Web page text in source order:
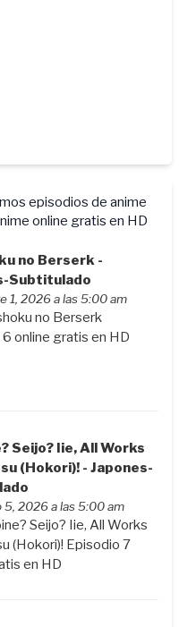
episodios de anime
online gratis en HD
no Berserk -
Subtitulado
1, 2026 a las 5:00 am
no Berserk
online gratis en HD
Seijo? Iie, All Works
(Hokori)! - Japones-
5, 2026 a las 5:00 am
Seijo? Iie, All Works
(Hokori)! Episodio 7
en HD